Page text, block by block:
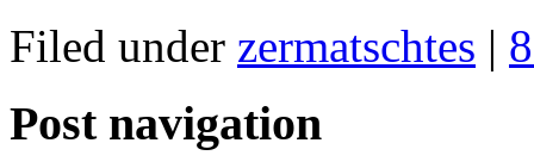
Filed under zermatschtes |
Post navigation